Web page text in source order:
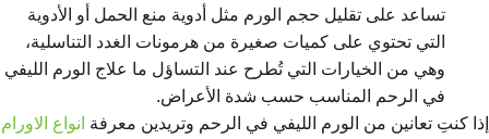
تساعد على تقليل حجم الورم مثل أدوية منع الحمل أو الأدوية
التي تحتوي على كميات صغيرة من هرمونات الغدد التناسلية،
وهي من الخيارات التي تُطرح عند التساؤل ما علاج الورم الليفي
في الرحم
المناسب حسب شدة الأعراض.
إذا كنتِ تعانين من الورم الليفي في الرحم وتريدين معرفة انواع الاورام